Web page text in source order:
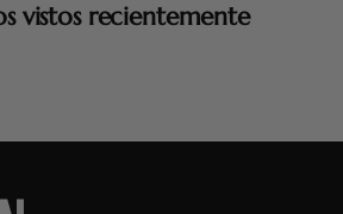
vistos recientemente